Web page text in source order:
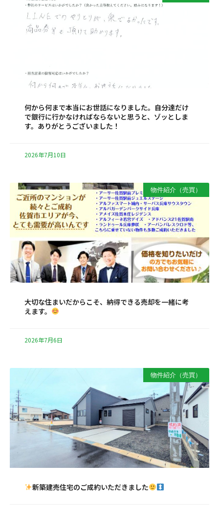
何から何まで本当にお世話になりました。自分達だけ
で銀行に行かなければならないと思うと、ゾッとしま
す。ありがとうございました！
2026年7月10日
物件紹介（売買）
大切な住まいだからこそ、納得できる売却を一緒に考
えます。
2026年7月6日
物件紹介（売買）
新築建売住宅のご成約いただきました